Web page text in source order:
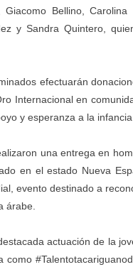
Bellino,
y Sandra Quintero,
efectuarán
Internacional en
y esperanza a la infancia
una entrega en
en el estado Nueva
evento destinado a
árabe.
actuación de la
como